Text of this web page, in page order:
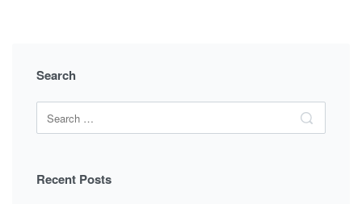
EL
FUTURO
DE
LAS
Search
Search
for:
Search
Recent Posts